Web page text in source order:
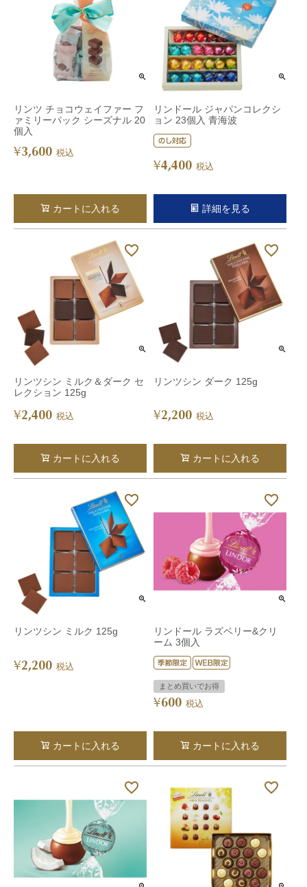
リンツ チョコウェイファー フ
ァミリーパック シーズナル 20
個入
¥3,600 税込
カートに入れる
リンドール ジャパンコレクシ
ョン 23個入 青海波
¥4,400 税込
詳細を見る
リンツシン ミルク＆ダーク セ
レクション 125g
¥2,400 税込
カートに入れる
リンツシン ダーク 125g
¥2,200 税込
カートに入れる
リンツシン ミルク 125g
¥2,200 税込
カートに入れる
リンドール ラズベリー&クリ
ーム 3個入
まとめ買いでお得
¥600 税込
カートに入れる